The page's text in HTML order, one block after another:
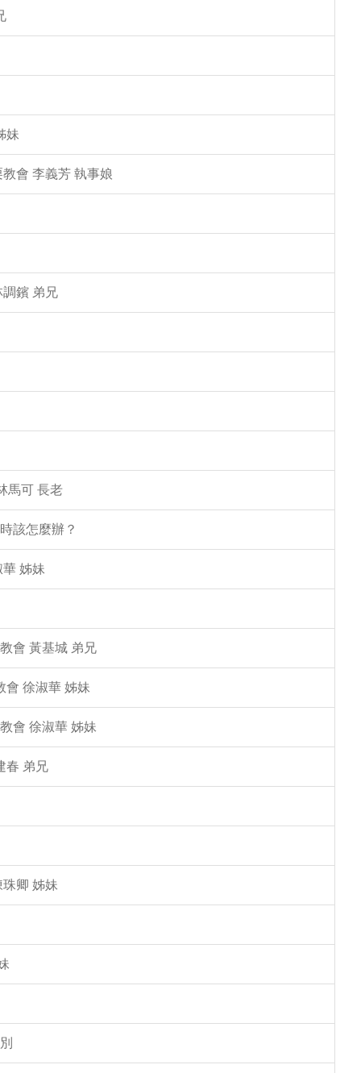
妹
會 李義芳 執事娘
鑌 弟兄
馬可 長老
該怎麼辦？
姊妹
會 黃基城 弟兄
會 徐淑華 姊妹
會 徐淑華 姊妹
春 弟兄
卿 姊妹